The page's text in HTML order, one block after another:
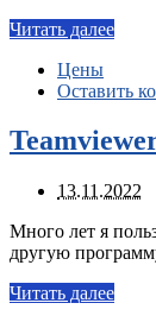
Читать далее
Цены
Оставить
13.11.2022
Много лет я
другую
Читать далее